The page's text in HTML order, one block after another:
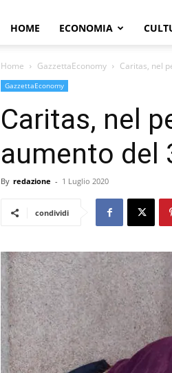
HOME ECONOMIA
Home GazzettaEconomy Caritas, nel
GazzettaEconomy
Caritas, nel
aumento del
By redazione - 1 Luglio 2020
condividi